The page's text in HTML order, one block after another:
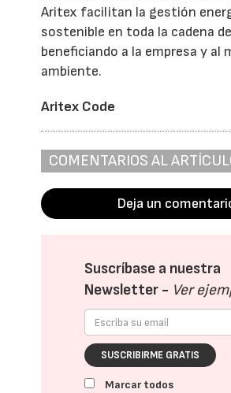
Aritex facilitan la gestión
sostenible en toda la cadena
beneficiando a la empresa y al
ambiente.
Aritex Code
COMENTARIOS AL
Deja un
Suscríbase a nuestra
Newsletter - Ver
SUSCRIBIRME GRATIS
Marcar todos